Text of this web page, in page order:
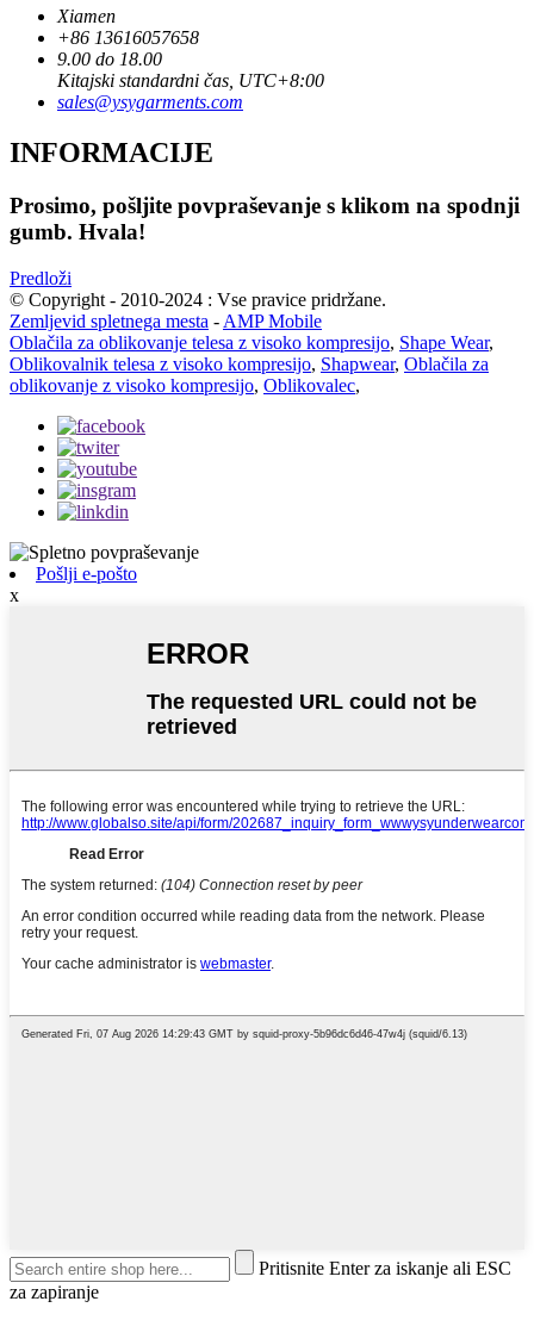
Xiamen
+86 13616057658
9.00 do 18.00
Kitajski standardni čas, UTC+8:00
sales@ysygarments.com
INFORMACIJE
Prosimo, pošljite povpraševanje s klikom na spodnji
gumb. Hvala!
Predloži
© Copyright - 2010-2024 : Vse pravice pridržane.
Zemljevid spletnega mesta - AMP Mobile
Oblačila za oblikovanje telesa z visoko kompresijo, Shape Wear,
Oblikovalnik telesa z visoko kompresijo, Shapwear, Oblačila za
oblikovanje z visoko kompresijo, Oblikovalec,
Pošlji e-pošto
x
Pritisnite Enter za iskanje ali ESC
za zapiranje